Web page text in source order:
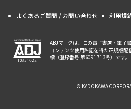
よくあるご質問 / お問い合わせ 利用規
ABJマークは、この電子書店・電子
コンテンツ使用許諾を得た正規版
標（登録番号 第6091713号）です。
© KADOKAWA